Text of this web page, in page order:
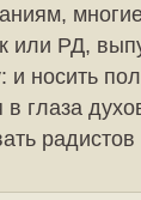
РД,
и носить
в глаза